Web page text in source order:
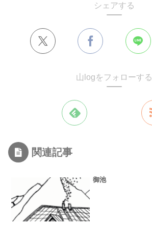
シェアする
山logをフォローする
関連記事
御池